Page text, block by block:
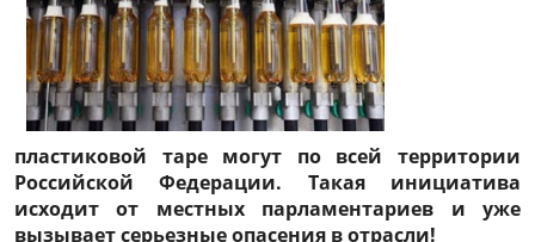
пластиковой таре могут по всей территории
Российской Федерации. Такая инициатива
исходит от местных парламентариев и уже
вызывает серьезные опасения в отрасли!